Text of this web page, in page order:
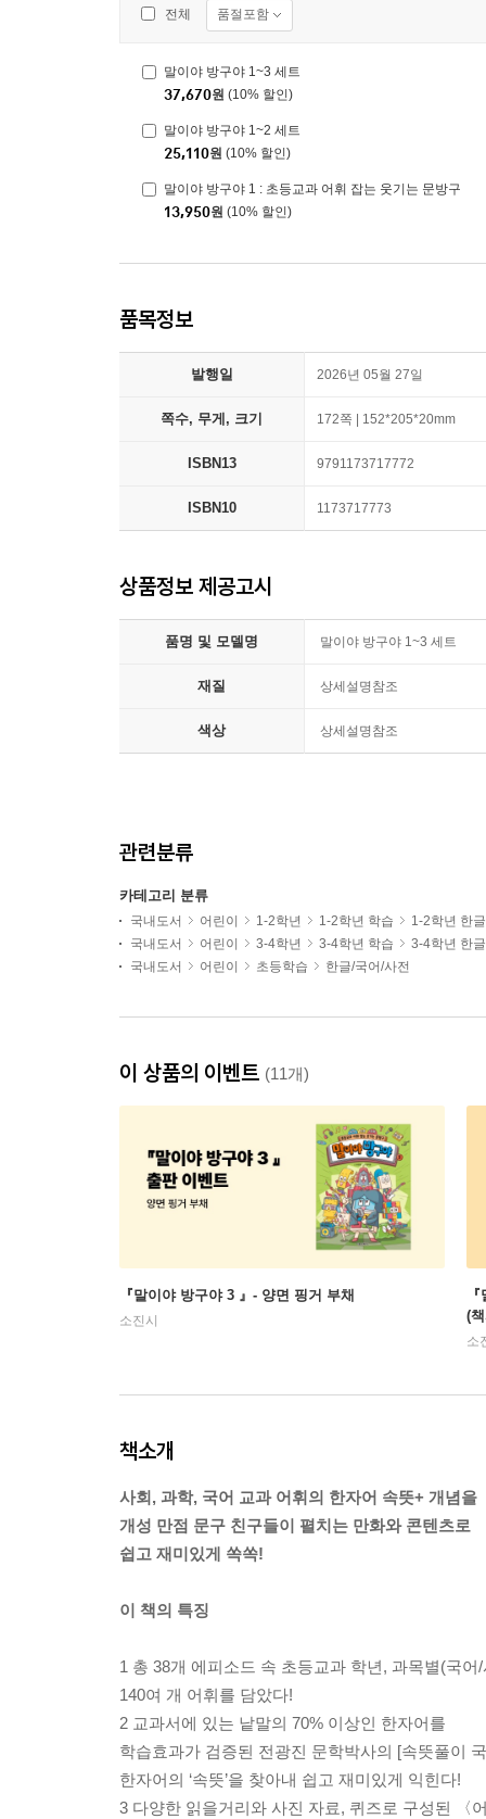
전체 품절포함
말이야 방구야 1~3 세트
37,670원 (10% 할인)
말이야 방구야 1~2 세트
25,110원 (10% 할인)
말이야 방구야 1 : 초등교과 어휘 잡는 웃기는 문방구
13,950원 (10% 할인)
품목정보
발행일 2026년 05월 27일
쪽수, 무게, 크기 172쪽 | 152*205*20mm
ISBN13 9791173717772
ISBN10 1173717773
상품정보 제공고시
품명 및 모델명 말이야 방구야 1~3 세트
재질 상세설명참조
색상 상세설명참조
관련분류
카테고리 분류
국내도서 어린이 1-2학년 1-2학년 학습
1-2학년 한
국내도서
어린이 3-4학년 3-4학년 학습
3-4학년 한
국내도서
어린이 초등학습 한글/국어/사전
이 상품의 이벤트 (11개)
『말이야 방구야 3 』- 양면 핑거 부채
소진시
『
(
소
책소개
사회, 과학, 국어 교과 어휘의 한자어 속뜻+ 개념을
개성 만점 문구 친구들이 펼치는 만화와 콘텐츠로
쉽고 재미있게 쏙쏙!
이 책의 특징
1 총 38개 에피소드 속 초등교과 학년, 과목별(국어
140여 개 어휘를 담았다!
2 교과서에 있는 낱말의 70% 이상인 한자어를
학습효과가 검증된 전광진 문학박사의 [속뜻풀이
한자어의 ‘속뜻’을 찾아내 쉽고 재미있게 익힌다!
3 다양한 읽을거리와 사진 자료, 퀴즈로 구성된 〈